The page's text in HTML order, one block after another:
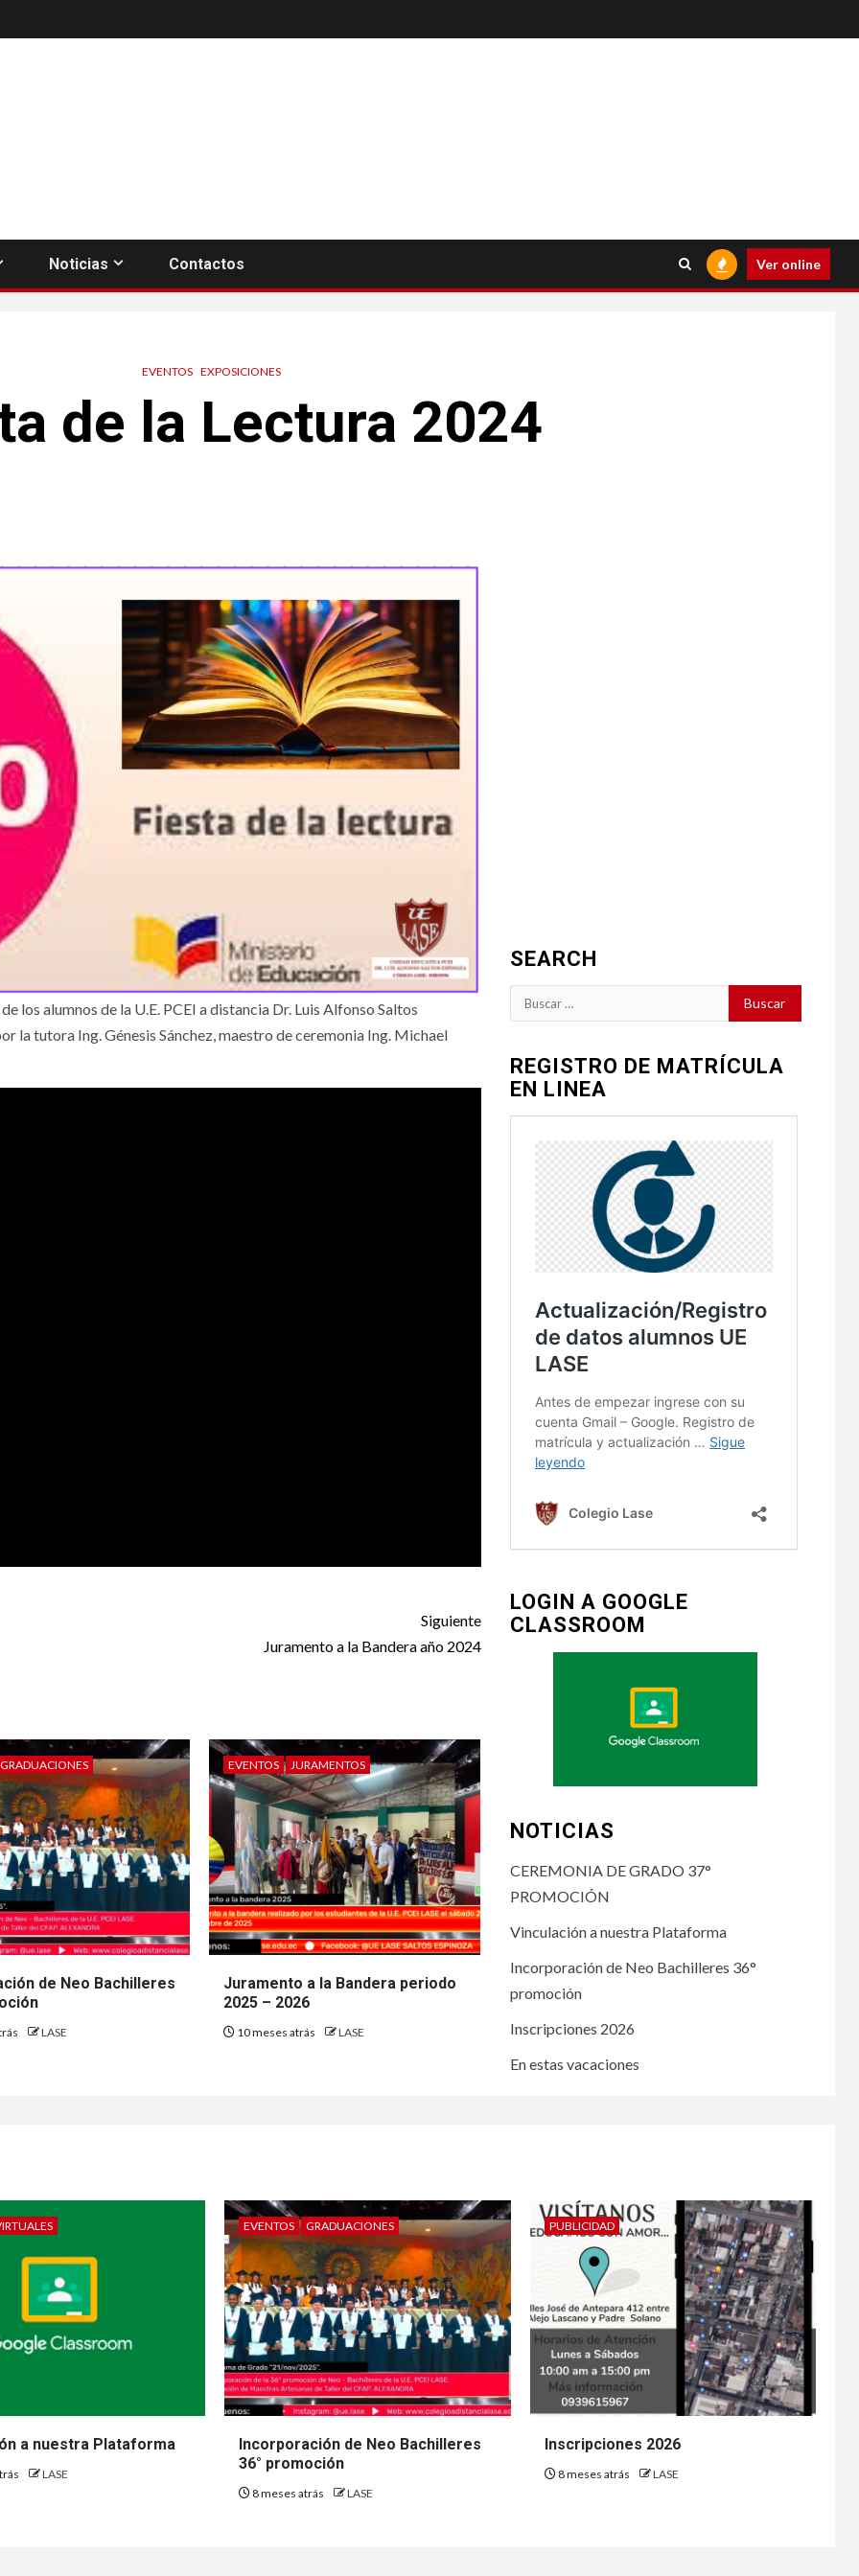
Noticias Contactos Ver online
EVENTOS EXPOSICIONES
de la Lectura 2024
los alumnos de la U.E. PCEI a distancia Dr. Luis Alfonso Saltos
la tutora Ing. Génesis Sánchez, maestro de ceremonia Ing. Michael
Siguiente
Juramento a la Bandera año 2024
GRADUACIONES
de Neo Bachilleres
LASE
EVENTOS JURAMENTOS
Juramento a la Bandera periodo
2025 – 2026
10 meses atrás LASE
SEARCH
Buscar:
REGISTRO DE MATRÍCULA
EN LINEA
LOGIN A GOOGLE
CLASSROOM
NOTICIAS
CEREMONIA DE GRADO 37°
PROMOCIÓN
Vinculación a nuestra Plataforma
Incorporación de Neo Bachilleres 36°
promoción
Inscripciones 2026
En estas vacaciones
a nuestra Plataforma
LASE
EVENTOS GRADUACIONES
Incorporación de Neo Bachilleres
36° promoción
8 meses atrás LASE
PUBLICIDAD
Inscripciones 2026
8 meses atrás LASE